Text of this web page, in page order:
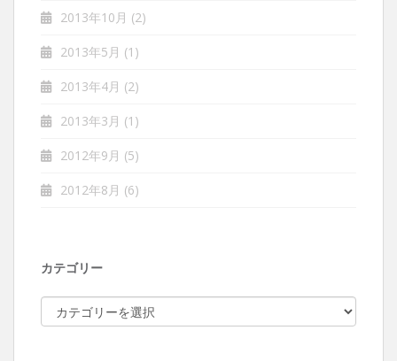
2013年10月 (2)
2013年5月 (1)
2013年4月 (2)
2013年3月 (1)
2012年9月 (5)
2012年8月 (6)
カテゴリー
テ